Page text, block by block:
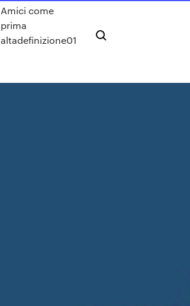
Amici come
prima
altadefinizione01